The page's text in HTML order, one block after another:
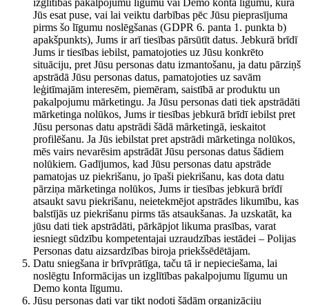
izglītības pakalpojumu līgumu vai Demo konta līgumu, kurā
Jūs esat puse, vai lai veiktu darbības pēc Jūsu pieprasījuma
pirms šo līgumu noslēgšanas (GDPR 6. panta 1. punkta b)
apakšpunkts), Jums ir arī tiesības pārsūtīt datus. Jebkurā brīdī
Jums ir tiesības iebilst, pamatojoties uz Jūsu konkrēto
situāciju, pret Jūsu personas datu izmantošanu, ja datu pārziņš
apstrādā Jūsu personas datus, pamatojoties uz savām
leģitīmajām interesēm, piemēram, saistībā ar produktu un
pakalpojumu mārketingu. Ja Jūsu personas dati tiek apstrādāti
mārketinga nolūkos, Jums ir tiesības jebkurā brīdī iebilst pret
Jūsu personas datu apstrādi šādā mārketingā, ieskaitot
profilēšanu. Ja Jūs iebilstat pret apstrādi mārketinga nolūkos,
mēs vairs nevarēsim apstrādāt Jūsu personas datus šādiem
nolūkiem. Gadījumos, kad Jūsu personas datu apstrāde
pamatojas uz piekrišanu, jo īpaši piekrišanu, kas dota datu
pārziņa mārketinga nolūkos, Jums ir tiesības jebkurā brīdī
atsaukt savu piekrišanu, neietekmējot apstrādes likumību, kas
balstījās uz piekrišanu pirms tās atsaukšanas. Ja uzskatāt, ka
jūsu dati tiek apstrādāti, pārkāpjot likuma prasības, varat
iesniegt sūdzību kompetentajai uzraudzības iestādei – Polijas
Personas datu aizsardzības biroja priekšsēdētājam.
Datu sniegšana ir brīvprātīga, taču tā ir nepieciešama, lai
noslēgtu Informācijas un izglītības pakalpojumu līgumu un
Demo konta līgumu.
Jūsu personas dati var tikt nodoti šādām organizāciju